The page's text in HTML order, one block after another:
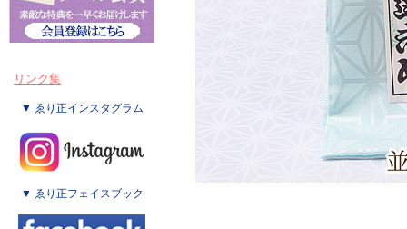
リンク集
▼ ゑり正インスタグラム
▼ ゑり正フェイスブック